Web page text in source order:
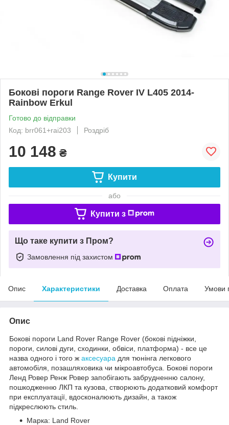
Бокові пороги Range Rover IV L405 2014-
Rainbow Erkul
Готово до відправки
Код: brr061+rai203
Роздріб
10 148 ₴
Купити
або
Купити з
Що таке купити з Пром?
Замовлення під захистом
Опис Характеристики Доставка Оплата Умови
Опис
Бокові пороги Land Rover Range Rover (бокові підніжки,
пороги, силові дуги, сходинки, обвіси, платформа) - все це
назва одного і того ж аксесуара для тюнінга легкового
автомобіля, позашляховика чи мікроавтобуса. Бокові пороги
Ленд Ровер Ренж Ровер запобігають забрудненню салону,
пошкодженню ЛКП та кузова, створюють додатковий комфорт
при експлуатації, вдосконалюють дизайн, а також
підкреслюють стиль.
Марка: Land Rover